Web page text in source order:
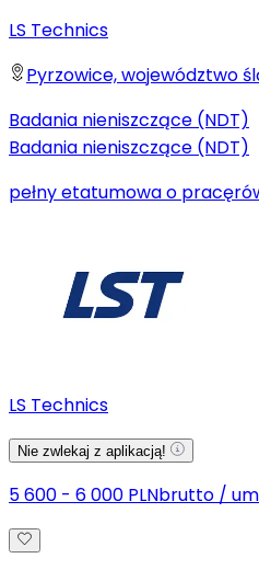
LS Technics
Pyrzowice, województwo
Badania nieniszczące (NDT)
Badania nieniszczące (NDT)
pełny etatumowa o pracę
LS Technics
Nie zwlekaj z aplikacją!
5 600 - 6 000 PLNbrutto /